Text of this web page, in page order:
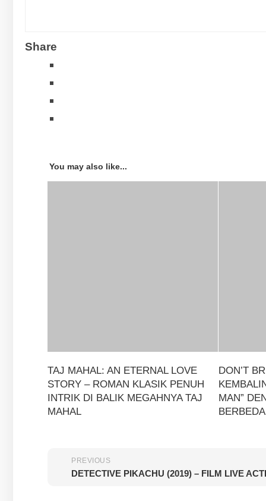
Share
You may also like...
TAJ MAHAL: AN ETERNAL LOVE
STORY – ROMAN KLASIK PENUH
INTRIK DI BALIK MEGAHNYA TAJ
MAHAL
DON’T
MAN”
BERBEDA
PREVIOUS